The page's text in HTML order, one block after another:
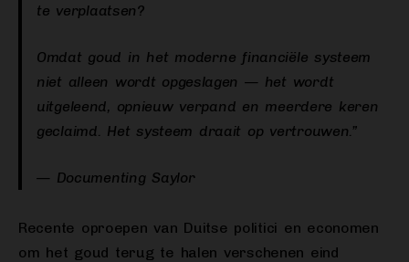
te verplaatsen?
Omdat goud in het moderne financiële systeem
niet alleen wordt opgeslagen — het wordt
uitgeleend, opnieuw verpand en meerdere keren
geclaimd. Het systeem draait op vertrouwen.”
— Documenting Saylor
Recente oproepen van Duitse politici en economen
om het goud terug te halen verschenen eind